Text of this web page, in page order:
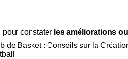
pour constater les améliorations
de Basket : Conseils sur la